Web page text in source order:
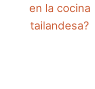
en la cocina
tailandesa?